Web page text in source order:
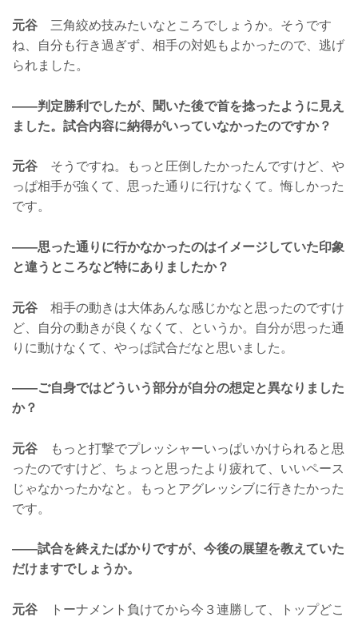
元谷 三角絞め技みたいなところでしょうか。そうです
ね、自分も行き過ぎず、相手の対処もよかったので、逃げ
られました。
——判定勝利でしたが、聞いた後で首を捻ったように見え
ました。試合内容に納得がいっていなかったのですか？
元谷 そうですね。もっと圧倒したかったんですけど、や
っぱ相手が強くて、思った通りに行けなくて。悔しかった
です。
——思った通りに行かなかったのはイメージしていた印象
と違うところなど特にありましたか？
元谷 相手の動きは大体あんな感じかなと思ったのですけ
ど、自分の動きが良くなくて、というか。自分が思った通
りに動けなくて、やっぱ試合だなと思いました。
——ご自身ではどういう部分が自分の想定と異なりました
か？
元谷 もっと打撃でプレッシャーいっぱいかけられると思
ったのですけど、ちょっと思ったより疲れて、いいペース
じゃなかったかなと。もっとアグレッシブに行きたかった
です。
——試合を終えたばかりですが、今後の展望を教えていた
だけますでしょうか。
元谷 トーナメント負けてから今３連勝して、トップどこ